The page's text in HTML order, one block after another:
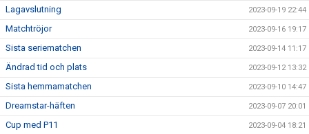
Lagavslutning 2023-09-19 22:44
Matchtröjor 2023-09-16 19:17
Sista seriematchen 2023-09-14 11:17
Ändrad tid och plats 2023-09-12 13:32
Sista hemmamatchen 2023-09-10 14:47
Dreamstar-häften 2023-09-07 20:01
Cup med P11 2023-09-04 18:21